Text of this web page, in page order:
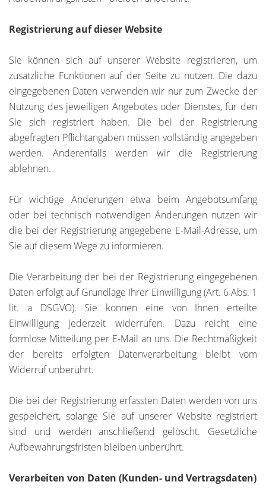
Registrierung auf dieser Website
Sie können sich auf unserer Website registrieren, um
zusätzliche Funktionen auf der Seite zu nutzen. Die dazu
eingegebenen Daten verwenden wir nur zum Zwecke der
Nutzung des jeweiligen Angebotes oder Dienstes, für den
Sie sich registriert haben. Die bei der Registrierung
abgefragten Pflichtangaben müssen vollständig angegeben
werden. Anderenfalls werden wir die Registrierung
ablehnen.
Für wichtige Änderungen etwa beim Angebotsumfang
oder bei technisch notwendigen Änderungen nutzen wir
die bei der Registrierung angegebene E-Mail-Adresse, um
Sie auf diesem Wege zu informieren.
Die Verarbeitung der bei der Registrierung eingegebenen
Daten erfolgt auf Grundlage Ihrer Einwilligung (Art. 6 Abs. 1
lit. a DSGVO). Sie können eine von Ihnen erteilte
Einwilligung jederzeit widerrufen. Dazu reicht eine
formlose Mitteilung per E-Mail an uns. Die Rechtmäßigkeit
der bereits erfolgten Datenverarbeitung bleibt vom
Widerruf unberührt.
Die bei der Registrierung erfassten Daten werden von uns
gespeichert, solange Sie auf unserer Website registriert
sind und werden anschließend gelöscht. Gesetzliche
Aufbewahrungsfristen bleiben unberührt.
Verarbeiten von Daten (Kunden- und Vertragsdaten)